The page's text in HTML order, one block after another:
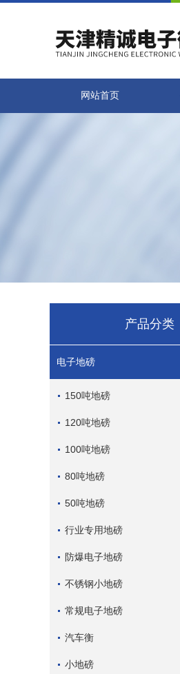
网站首页
产品分类
电子地磅
150吨地磅
120吨地磅
100吨地磅
80吨地磅
50吨地磅
行业专用地磅
防爆电子地磅
不锈钢小地磅
常规电子地磅
汽车衡
小地磅